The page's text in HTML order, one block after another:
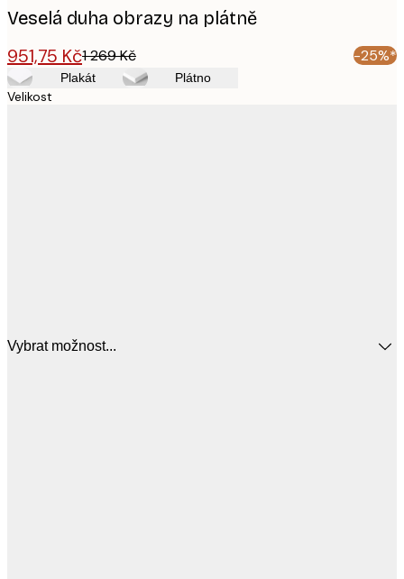
Veselá duha obrazy na plátně
951,75 Kč1 269 Kč -25%*
Plakát Plátno
Velikost
Vybrat možnost...